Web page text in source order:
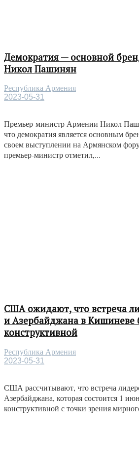
Демократия — основной
Никол Пашинян
Республика Армения
2023-05-31
Премьер-министр Армении Никол
что демократия является основным
своем выступлении на Армянском
премьер-министр отметил,...
США ожидают, что встреча
и Азербайджана в Кишиневе
конструктивной
Республика Армения
2023-05-31
США рассчитывают, что встреча
Азербайджана, которая состоится 1
конструктивной с точки зрения